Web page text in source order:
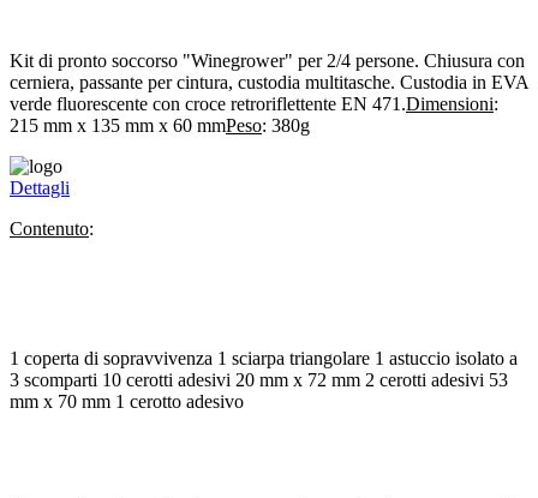
Kit di pronto soccorso "Winegrower" per 2/4 persone. Chiusura con
cerniera, passante per cintura, custodia multitasche. Custodia in EVA
verde fluorescente con croce retroriflettente EN 471.Dimensioni:
215 mm x 135 mm x 60 mmPeso: 380g
Dettagli
Contenuto:
1 coperta di sopravvivenza 1 sciarpa triangolare 1 astuccio isolato a
3 scomparti 10 cerotti adesivi 20 mm x 72 mm 2 cerotti adesivi 53
mm x 70 mm 1 cerotto adesivo